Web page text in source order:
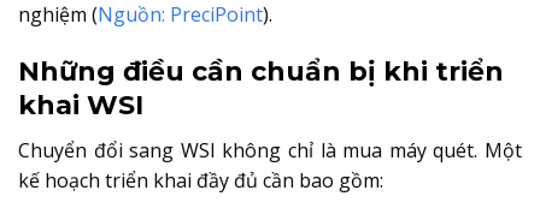
nghiệm (Nguồn: PreciPoint).
Những điều cần chuẩn bị khi triển
khai WSI
Chuyển đổi sang WSI không chỉ là mua máy quét. Một
kế hoạch triển khai đầy đủ cần bao gồm: